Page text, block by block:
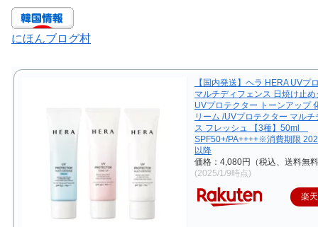
にほんブログ村
【国内発送】ヘラ HERA UVプ
マルチディフェンス 日焼け止め
UVプロテクター トーンアップ
リーム /UVプロテクター マルチ
ス フレッシュ 【3種】50ml
SPF50+/PA++++※消費期限
以降
価格：4,080円（税込、送料無
(2025/1/9時点)
楽